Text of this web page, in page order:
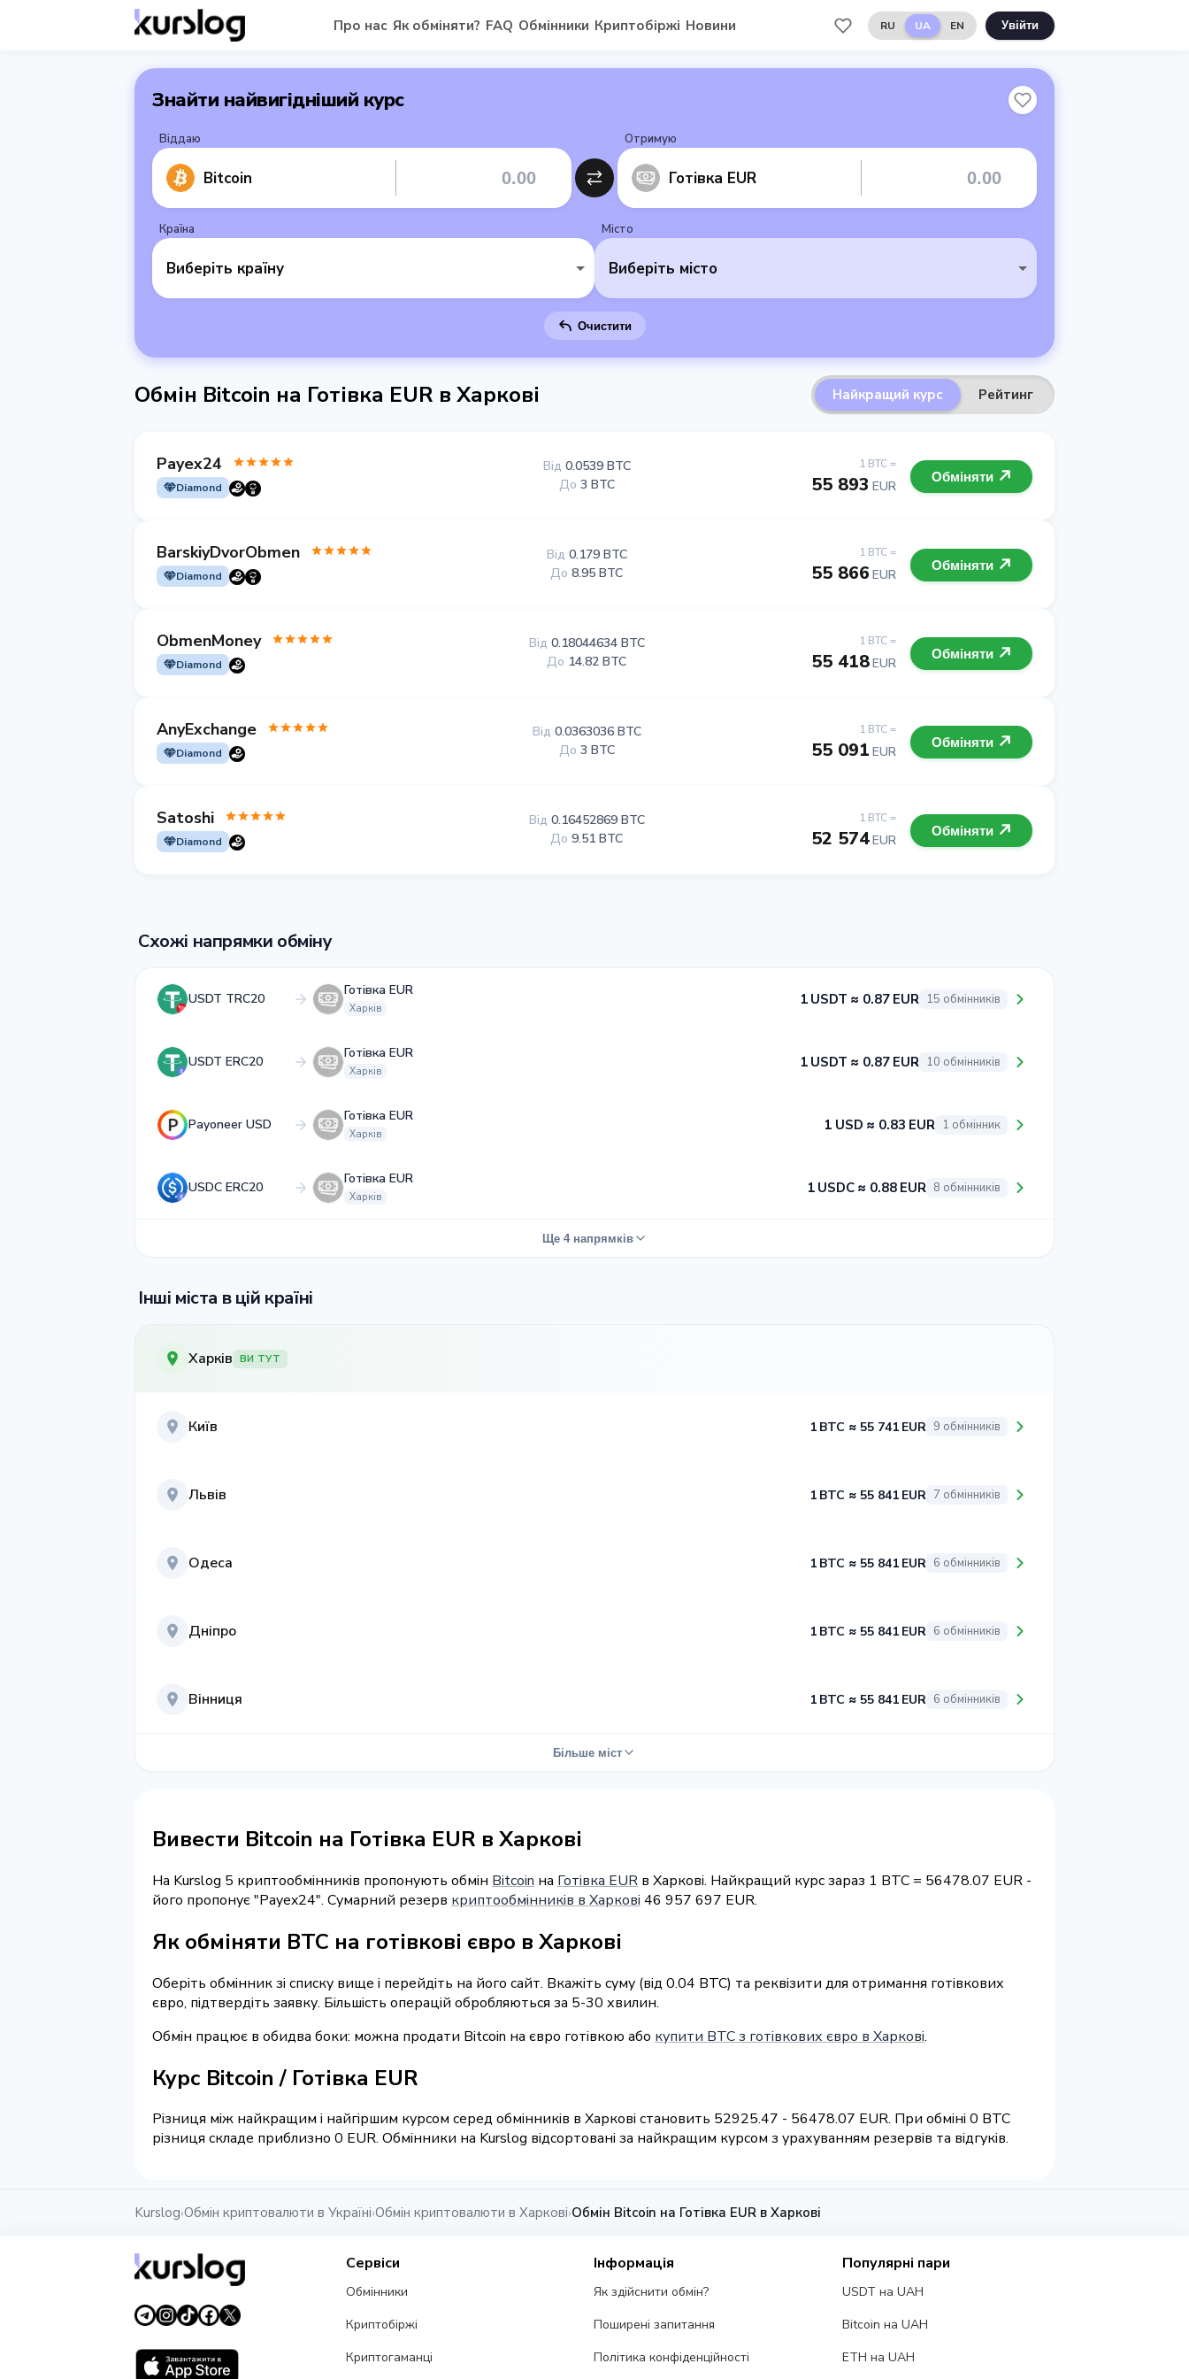
Про нас Як обміняти? FAQ Обмінники Криптобіржі Новини RU UA EN Увійти
Знайти найвигідніший курс
Віддаю
Bitcoin
Отримую
Готівка EUR
Країна
Виберіть країну
Місто
Виберіть місто
Очистити
Обмін Bitcoin на Готівка EUR в Харкові Найкращий курс Рейтинг
Payex24
Diamond
1 BTC =
55 893 EUR
Від 0.0539 BTC
До 3 BTC Обміняти
BarskiyDvorObmen
Diamond
1 BTC =
55 866 EUR
Від 0.179 BTC
До 8.95 BTC Обміняти
ObmenMoney
Diamond
1 BTC =
55 418EUR
Від 0.18044634 BTC
До 14.82 BTC Обміняти
AnyExchange
Diamond
1 BTC =
55 091 EUR
Від 0.0363036 BTC
До 3 BTC Обміняти
Satoshi
Diamond
1 BTC =
52 574EUR
Від 0.16452869 BTC
До 9.51 BTC Обміняти
Схожі напрямки обміну
USDT TRC20
Готівка EUR
Харків
1 USDT ≈ 0.87 EUR 15 обмінників
USDT ERC20
Готівка EUR
Харків
1 USDT ≈ 0.87 EUR 10 обмінників
Payoneer USD
Готівка EUR
Харків
1 USD ≈ 0.83 EUR 1 обмінник
USDC ERC20
Готівка EUR
Харків
1 USDC ≈ 0.88 EUR 8 обмінників
Ще 4 напрямків
Інші міста в цій країні
Харків ВИ ТУТ
Київ 1 BTC ≈ 55 741 EUR 9 обмінників
Львів 1 BTC ≈ 55 841 EUR 7 обмінників
Одеса 1 BTC ≈ 55 841 EUR 6 обмінників
Дніпро 1 BTC ≈ 55 841 EUR 6 обмінників
Вінниця 1 BTC ≈ 55 841 EUR 6 обмінників
Більше міст
Вивести Bitcoin на Готівка EUR в Харкові
На Kurslog 5 криптообмінників пропонують обмін Bitcoin на Готівка EUR в Харкові. Найкращий курс зараз 1 BTC = 56478.07 EUR -
його пропонує "Payex24". Сумарний резерв криптообмінників в Харкові 46 957 697 EUR.
Як обміняти BTC на готівкові євро в Харкові
Оберіть обмінник зі списку вище і перейдіть на його сайт. Вкажіть суму (від 0.04 BTC) та реквізити для отримання готівкових
євро, підтвердіть заявку. Більшість операцій обробляються за 5-30 хвилин.
Обмін працює в обидва боки: можна продати Bitcoin на євро готівкою або купити BTC з готівкових євро в Харкові.
Курс Bitcoin / Готівка EUR
Різниця між найкращим і найгіршим курсом серед обмінників в Харкові становить 52925.47 - 56478.07 EUR. При обміні 0 BTC
різниця складе приблизно 0 EUR. Обмінники на Kurslog відсортовані за найкращим курсом з урахуванням резервів та відгуків.
Kurslog›Обмін криптовалюти в Україні›Обмін криптовалюти в Харкові›Обмін Bitcoin на Готівка EUR в Харкові
Сервіси
Обмінники
Криптобіржі
Криптогаманці
Інформація
Як здійснити обмін?
Поширені запитання
Політика конфіденційності
Популярні пари
USDT на UAH
Bitcoin на UAH
ETH на UAH